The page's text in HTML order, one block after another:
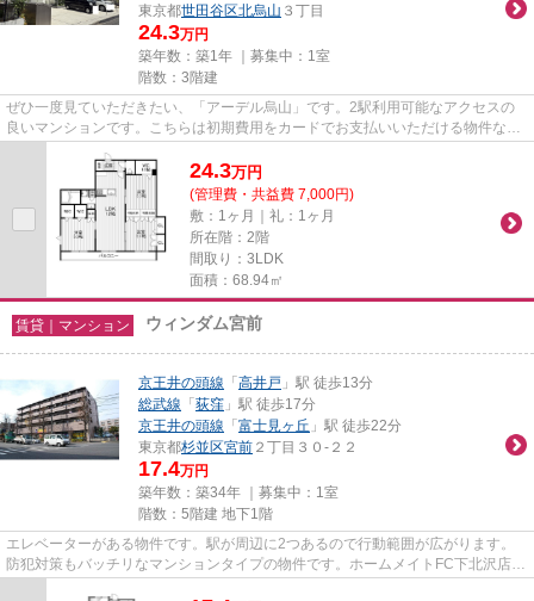
東京都世田谷区北烏山 ３丁目
24.3万円
築年数：築1年 ｜募集中： 1室
階数：3階建
ぜひ一度見ていただきたい、「アーデル烏山」です。2駅利用可能なアクセスの
良いマンションです。こちらは初期費用をカードでお支払いいただける物件なの
で、支払い手続きの手間が省け...
24.3万円
(管理費・共益費 7,000円)
敷：1ヶ月｜礼：1ヶ月
所在階：2階
間取り：3LDK
面積：68.94㎡
賃貸｜マンション ウィンダム宮前
京王井の頭線 「高井戸 」駅 徒歩13分
総武線 「荻窪 」駅 徒歩17分
京王井の頭線 「富士見ヶ丘 」駅 徒歩22分
東京都杉並区宮前 ２丁目３０-２２
17.4万円
築年数：築34年 ｜募集中： 1室
階数：5階建 地下1階
エレベーターがある物件です。駅が周辺に2つあるので行動範囲が広がります。
防犯対策もバッチリなマンションタイプの物件です。ホームメイトFC下北沢店へ
のご連絡は、こちらの03-5433-...